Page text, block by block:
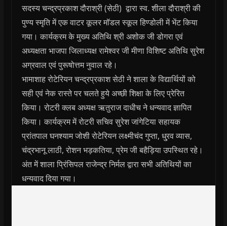
सदस्य चन्द्रप्रकाश दौराश्री (सेठी) द्वारा स्व. शीला दौराश्री की
पुण्य स्मृति में एक वाटर कूलर मॉडल स्कूल हिण्डोली में भेंट किया
गया। कार्यक्रम के मुख्य अतिथि श्री अशोक जी डोगरा एवं
अध्यक्षता भाजपा जिलाध्यक्ष रामेश्वर जी मीणा विशिष्ट अतिथि सुरेश
अग्रवाल एवं पुरूषोत्तम नुवाल रहे।
भामाशाह रोटेरियन चन्द्रप्रकाश सेठी ने शाला के विद्यार्थियों को
सही एवं नेक रास्ते पर चलते हुये अच्छी शिक्षा के लिए प्रेरित
किया। रोटरी क्लब अध्यक्ष ऋतुराज दाधीच ने धन्यवाद ज्ञापित
किया। कार्यक्रम में रोटरी सचिव सुरेश जांगेटिया सहायक
प्रांतपाल घनश्याम जोशी रोटेरियन लक्ष्मीचंद गुप्ता, धु्रव व्यास,
चंद्रभानू लाठी, रोशन भड़कतिया, प्रेम जी बहैड़िया उपस्थित रहे।
अंत में शाला प्रिंसिपल राजेन्द्र निर्मल द्वारा सभी अतिथियों का
धन्यवाद दिया गया।